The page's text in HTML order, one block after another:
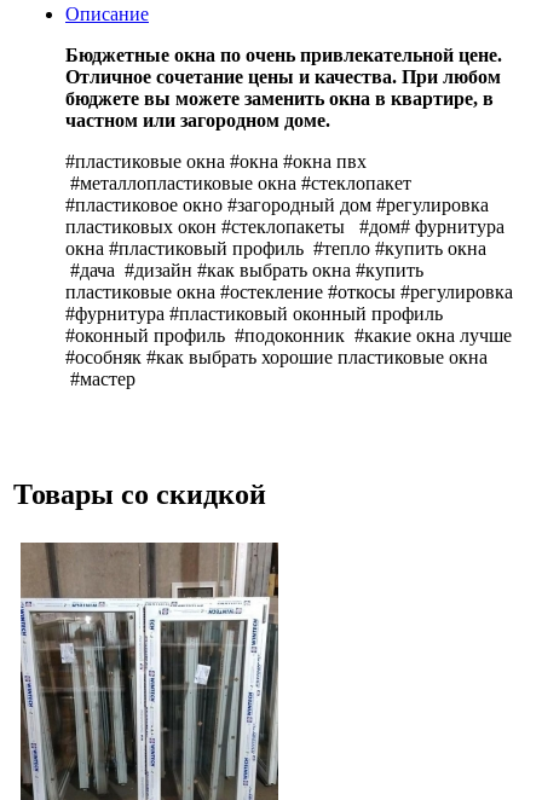
Описание
Бюджетные окна по очень привлекательной цене.
Отличное сочетание цены и качества. При любом
бюджете вы можете заменить окна в квартире, в
частном или загородном доме.
#пластиковые окна #окна #окна пвх
#металлопластиковые окна #стеклопакет
#пластиковое окно #загородный дом #регулировка
пластиковых окон #стеклопакеты #дом# фурнитура
окна #пластиковый профиль #тепло #купить окна
#дача #дизайн #как выбрать окна #купить
пластиковые окна #остекление #откосы #регулировка
#фурнитура #пластиковый оконный профиль
#оконный профиль #подоконник #какие окна лучше
#особняк #как выбрать хорошие пластиковые окна
#мастер
Товары со скидкой